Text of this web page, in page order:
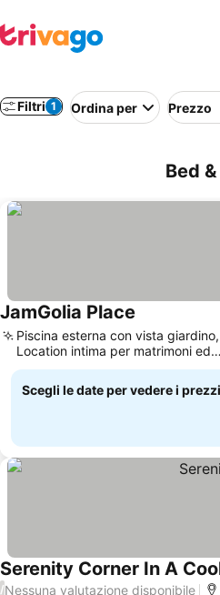
Filtri 1 Ordina per Prezzo
Bed
JamGolia Place
Piscina esterna con vista giardino,
Location intima per matrimoni ed
eventi
Scegli le date per vedere i
Serenity Corner In A
/Nessuna valutazione disponibile